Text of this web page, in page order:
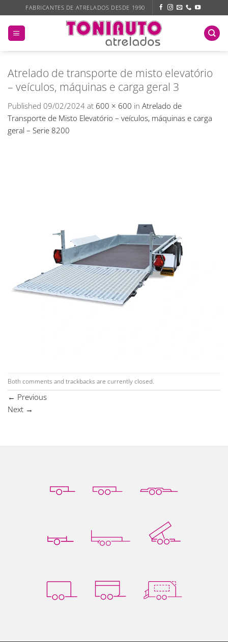
to
content
FABRICANTES DE ATRELADOS DESDE 1990
Atrelado de transporte de misto elevatório
– veículos, máquinas e carga geral 3
Published 09/02/2024 at 600 × 600 in Atrelado de
Transporte de Misto Elevatório – veículos, máquinas e carga
geral – Serie 8200
Both comments and trackbacks are currently closed.
← Previous
Next →